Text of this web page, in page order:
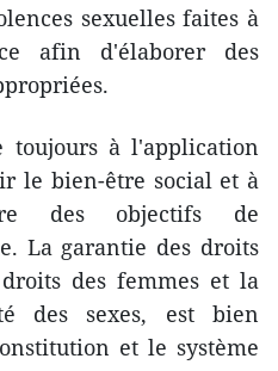
sexuelles faites à
afin d'élaborer des
toujours à l'application
le bien-être social et à
des objectifs de
La garantie des droits
des femmes et la
des sexes​, est bien
et le système